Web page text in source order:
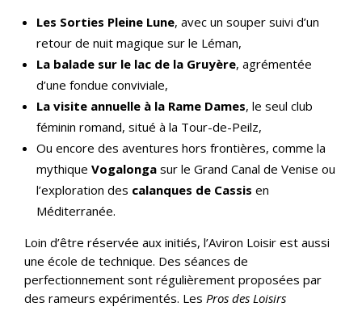
Les Sorties Pleine Lune, avec un souper suivi d’un
retour de nuit magique sur le Léman,
La balade sur le lac de la Gruyère, agrémentée
d’une fondue conviviale,
La visite annuelle à la Rame Dames, le seul club
féminin romand, situé à la Tour-de-Peilz,
Ou encore des aventures hors frontières, comme la
mythique Vogalonga sur le Grand Canal de Venise ou
l’exploration des calanques de Cassis en
Méditerranée.
Loin d’être réservée aux initiés, l’Aviron Loisir est aussi
une école de technique. Des séances de
perfectionnement sont régulièrement proposées par
des rameurs expérimentés. Les Pros des Loisirs